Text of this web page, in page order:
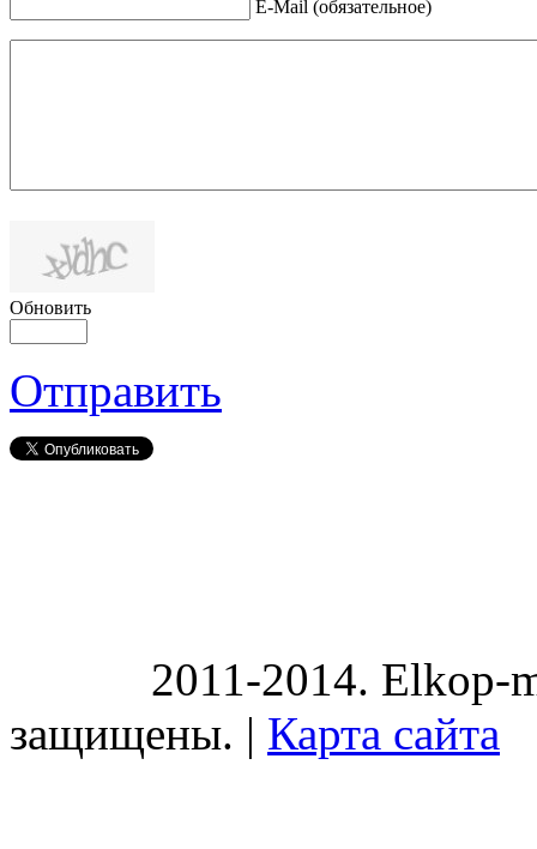
E-Mail (обязательное)
Обновить
Отправить
2011-2014. Elkop-
защищены. | Карта сайта